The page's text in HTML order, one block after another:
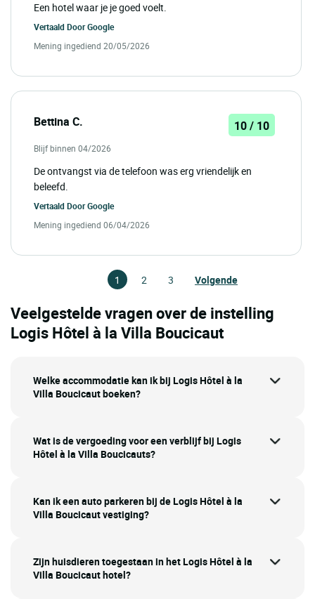
Een hotel waar je je goed voelt.
Vertaald DoorGoogle
Mening ingediend 20/05/2026
Bettina C. 10 / 10
Blijf binnen 04/2026
De ontvangst via de telefoon was erg vriendelijk en
beleefd.
Vertaald DoorGoogle
Mening ingediend 06/04/2026
1 2 3 Volgende
Veelgestelde vragen over de instelling
Logis Hôtel à la Villa Boucicaut
Welke accommodatie kan ik bij Logis Hôtel à la
Villa Boucicaut boeken?
Wat is de vergoeding voor een verblijf bij Logis
Hôtel à la Villa Boucicauts?
Kan ik een auto parkeren bij de Logis Hôtel à la
Villa Boucicaut vestiging?
Zijn huisdieren toegestaan in het Logis Hôtel à la
Villa Boucicaut hotel?